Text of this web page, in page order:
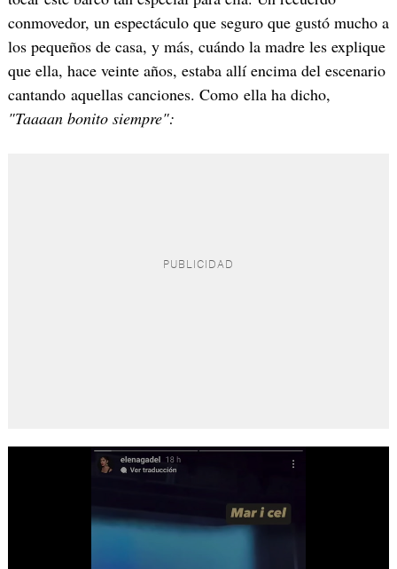
conmovedor, un espectáculo que seguro que gustó mucho a
los pequeños de casa, y más, cuándo la madre les explique
que ella, hace veinte años, estaba allí encima del escenario
cantando aquellas canciones. Como ella ha dicho,
"Taaaan bonito siempre":